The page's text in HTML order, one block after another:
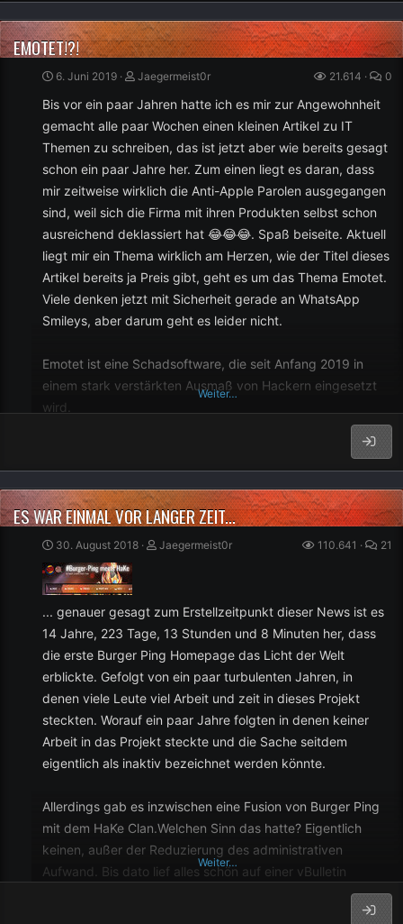
EMOTET!?!
6. Juni 2019 Jaegermeist0r 21.614 0
Bis vor ein paar Jahren hatte ich es mir zur Angewohnheit
gemacht alle paar Wochen einen kleinen Artikel zu IT
Themen zu schreiben, das ist jetzt aber wie bereits gesagt
schon ein paar Jahre her. Zum einen liegt es daran, dass
mir zeitweise wirklich die Anti-Apple Parolen ausgegangen
sind, weil sich die Firma mit ihren Produkten selbst schon
ausreichend deklassiert hat 😂😂😂. Spaß beiseite. Aktuell
liegt mir ein Thema wirklich am Herzen, wie der Titel dieses
Artikel bereits ja Preis gibt, geht es um das Thema Emotet.
Viele denken jetzt mit Sicherheit gerade an WhatsApp
Smileys, aber darum geht es leider nicht.
Emotet ist eine Schadsoftware, die seit Anfang 2019 in
einem stark verstärkten Ausmaß von Hackern eingesetzt
wird.
betroffen, der aber noch relativ glimpflich ausgegangen ist,
wer Interesse hat, kann die Geschichte gerne hier einmal
nachlesen:
[URL...
Weiter…
ES WAR EINMAL VOR LANGER ZEIT...
30. August 2018 Jaegermeist0r 110.641 21
... genauer gesagt zum Erstellzeitpunkt dieser News ist es
14 Jahre, 223 Tage, 13 Stunden und 8 Minuten her, dass
die erste Burger Ping Homepage das Licht der Welt
erblickte. Gefolgt von ein paar turbulenten Jahren, in
denen viele Leute viel Arbeit und zeit in dieses Projekt
steckten. Worauf ein paar Jahre folgten in denen keiner
Arbeit in das Projekt steckte und die Sache seitdem
eigentlich als inaktiv bezeichnet werden könnte.
Allerdings gab es inzwischen eine Fusion von Burger Ping
mit dem HaKe Clan.Welchen Sinn das hatte? Eigentlich
keinen, außer der Reduzierung des administrativen
Aufwand. Bis dato lief alles schön auf einer vBulletin
unterschiedliche Anzeige und einen unterschiedlichen Style
Weiter…